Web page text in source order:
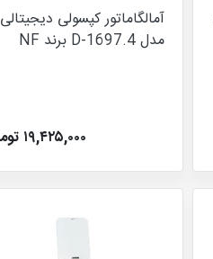
آمالگاماتور کپسولی دیجیتالی
مدل D-1697.4 برند NF
۱۹,۴۲۵,۰۰۰ تومان